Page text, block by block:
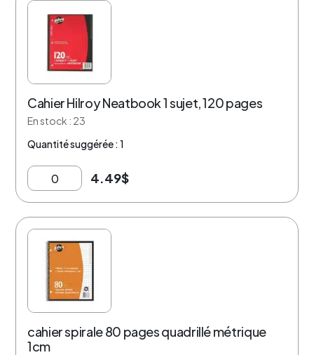
Cahier Hilroy Neatbook 1 sujet, 120 pages
En stock : 23
Quantité suggérée : 1
4.49$
12% de rabais
cahier spirale 80 pages quadrillé métrique
1cm